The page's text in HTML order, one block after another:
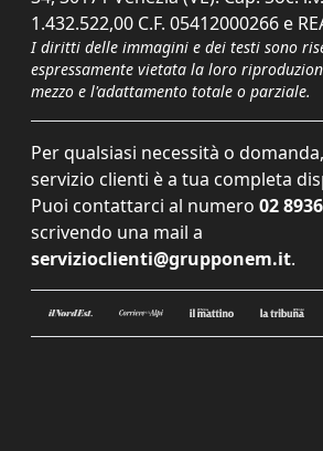
1.432.522,00 C.F. 05412000266 e
I diritti delle immagini e dei testi sono
espressamente vietata la loro
mezzo e l'adattamento totale o parziale.
Per qualsiasi necessità o
servizio clienti è a tua completa
Puoi contattarci al numero 02
scrivendo una mail a
servizioclienti@grupponem.it.